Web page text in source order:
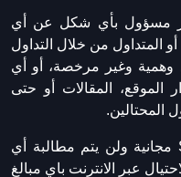
مسؤول بأي شكل عن أي
المتداول من خلال التداول
وهمية وغير مرخصة، أو أي
الموقع، المقالات أو حتى
المحتالين.
جميع خدمات موقع ScamPlatforms مجانية ولن يتم مطالبة أي
عبر الانترنت باي مبالغ